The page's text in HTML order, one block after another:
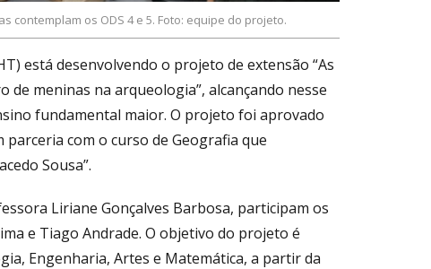
contemplam os ODS 4 e 5. Foto: equipe do projeto.
está desenvolvendo o projeto de extensão “As
meninas na arqueologia”, alcançando nesse
fundamental maior. O projeto foi aprovado
com o curso de Geografia que
Sousa”.
Liriane Gonçalves Barbosa, participam os
e Tiago Andrade. O objetivo do projeto é
Engenharia, Artes e Matemática, a partir da